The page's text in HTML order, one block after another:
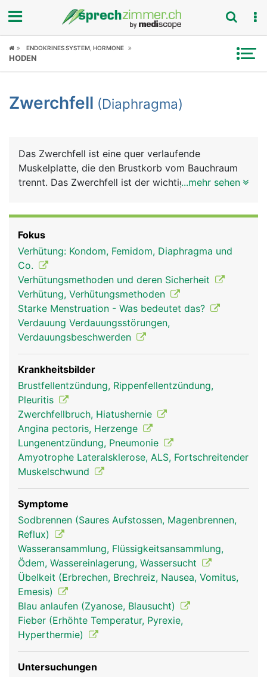
Fokus
Symptome
News
Rubriken
ENDOKRINES SYSTEM, HORMONE
HODEN
Zwerchfell (Diaphragma)
Das Zwerchfell ist eine quer verlaufende
Muskelplatte, die den Brustkorb vom Bauchraum
trennt. Das Zwerchfell ist der wichtigste
unten und unterstützt damit die Lunge beim Ein-
und Ausatmen. Man nennt diese Atmung auch
Zwerchfellatmung oder Bauchatmung. Unterstützt
wird das Zwerchfell durch die Muskeln des
Brustkorbes und des Schultergürtels. Sie werden
als Atemhilfsmuskulatur bezeichnet und kommen
vor allem bei Anstrengung zum Einsatz, bei der
sich der gesamte Brustkorb hebt und senkt. Bei
dieser sogenannten Brustatmung wird die Lunge
beim Einatmen zu allen Seiten auseinander
gezogen. Brust- und Bauchatmung arbeiten immer
zusammen, in Ruhe überwiegt jedoch die Bauch-,
bei Anstrengung die Brustatmung.
Zwerchfell Mann
...mehr sehen
Fokus
Verhütung: Kondom, Femidom, Diaphragma und
Co.
Verhütungsmethoden und deren Sicherheit
Verhütung, Verhütungsmethoden
Starke Menstruation - Was bedeutet das?
Verdauung Verdauungsstörungen,
Verdauungsbeschwerden
Krankheitsbilder
Brustfellentzündung, Rippenfellentzündung,
Pleuritis
Zwerchfellbruch, Hiatushernie
Angina pectoris, Herzenge
Lungenentzündung, Pneumonie
Amyotrophe Lateralsklerose, ALS, Fortschreitender
Muskelschwund
Symptome
Sodbrennen (Saures Aufstossen, Magenbrennen,
Reflux)
Wasseransammlung, Flüssigkeitsansammlung,
Ödem, Wassereinlagerung, Wassersucht
Übelkeit (Erbrechen, Brechreiz, Nausea, Vomitus,
Emesis)
Blau anlaufen (Zyanose, Blausucht)
Fieber (Erhöhte Temperatur, Pyrexie,
Hyperthermie)
Untersuchungen